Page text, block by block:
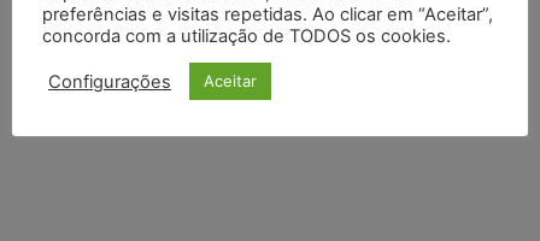
INSCREVER
Li e aceito aPolítica de Privacidade
preferências e visitas repetidas. Ao clicar em “Aceitar”,
concorda com a utilização de TODOS os cookies.
Configurações Aceitar